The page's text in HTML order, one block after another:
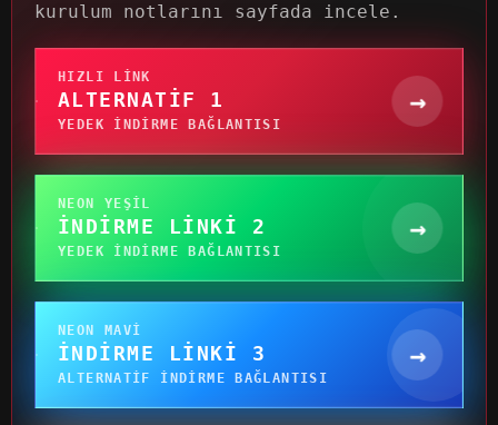
kurulum notlarını sayfada incele.
HIZLI LINK
ALTERNATIF 1
YEDEK INDIRME BAĞLANTISI
→
NEON YEŞIL
İNDIRME LINKI 2
YEDEK INDIRME BAĞLANTISI
→
NEON MAVI
İNDIRME LINKI 3
ALTERNATIF INDIRME BAĞLANTISI
→